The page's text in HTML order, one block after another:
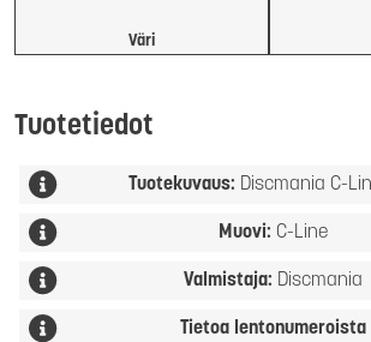
Väri
Tuotetiedot
Tuotekuvaus: Discmania C-
Muovi: C-Line
Valmistaja: Discmania
Tietoa lentonumeroista